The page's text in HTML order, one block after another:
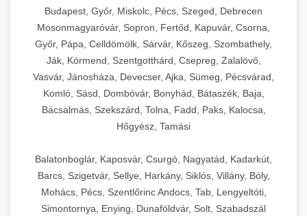
Budapest, Győr, Miskolc, Pécs, Szeged, Debrecen
Mosonmagyaróvár, Sopron, Fertőd, Kapuvár, Csorna,
Győr, Pápa, Celldömölk, Sárvár, Kőszeg, Szombathely,
Ják, Körmend, Szentgotthárd, Csepreg, Zalalövő,
Vasvár, Jánosháza, Devecser, Ajka, Sümeg, Pécsvárad,
Komló, Sásd, Dombóvár, Bonyhád, Bátaszék, Baja,
Bácsalmás, Szekszárd, Tolna, Fadd, Paks, Kalocsa,
Hőgyész, Tamási
Balatonboglár, Kaposvár, Csurgó, Nagyatád, Kadarkút,
Barcs, Szigetvár, Sellye, Harkány, Siklós, Villány, Bóly,
Mohács, Pécs, Szentlőrinc Andocs, Tab, Lengyeltóti,
Simontornya, Enying, Dunaföldvár, Solt, Szabadszál